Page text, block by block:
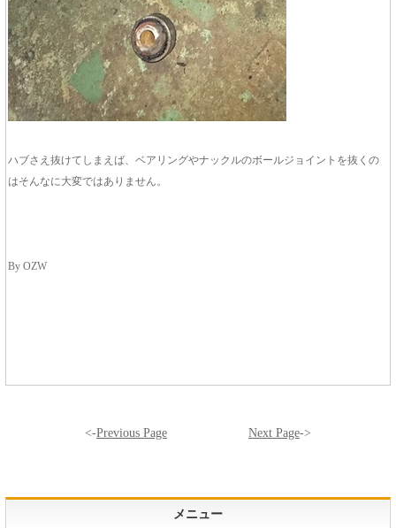
ハブさえ抜けてしまえば、ベアリングやナックルのボールジョイントを抜くの
はそんなに大変ではありません。
By OZW
<-Previous Page Next Page->
メニュー